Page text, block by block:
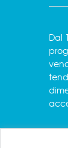
Dal